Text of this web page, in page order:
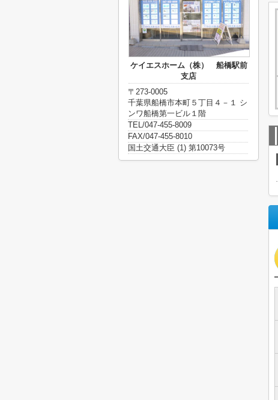
ケイエスホーム（株） 船橋駅前
支店
〒273-0005
千葉県船橋市本町５丁目４－１ シ
ンワ船橋第一ビル１階
TEL/047-455-8009
FAX/047-455-8010
国土交通大臣 (1) 第10073号